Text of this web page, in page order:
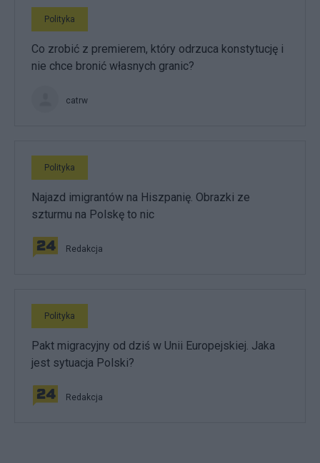
Polityka
Co zrobić z premierem, który odrzuca konstytucję i
nie chce bronić własnych granic?
catrw
Polityka
Najazd imigrantów na Hiszpanię. Obrazki ze
szturmu na Polskę to nic
Redakcja
Polityka
Pakt migracyjny od dziś w Unii Europejskiej. Jaka
jest sytuacja Polski?
Redakcja